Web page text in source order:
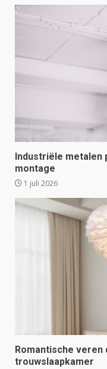
Industriële metalen
montage
1 juli 2026
Romantische
trouwslaapkamer